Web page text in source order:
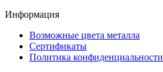
Информация
Возможные цвета металла
Сертификаты
Политика конфиденциальности